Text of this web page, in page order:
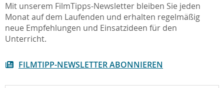
Mit unserem FilmTipps-Newsletter bleiben Sie jeden
Monat auf dem Laufenden und erhalten regelmäßig
neue Empfehlungen und Einsatzideen für den
Unterricht.
FILMTIPP-NEWSLETTER ABONNIEREN